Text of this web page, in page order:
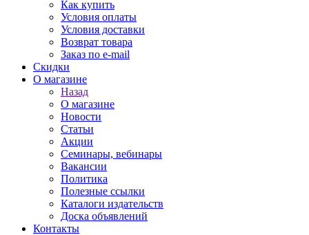
Как купить
Условия оплаты
Условия доставки
Возврат товара
Заказ по e-mail
Скидки
О магазине
Назад
О магазине
Новости
Статьи
Акции
Семинары, вебинары
Вакансии
Политика
Полезные ссылки
Каталоги издательств
Доска объявлений
Контакты